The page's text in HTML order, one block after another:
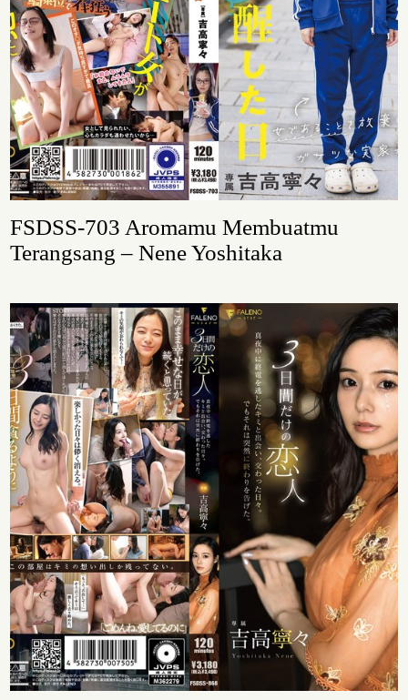
FSDSS-703 Aromamu Membuatmu
Terangsang – Nene Yoshitaka